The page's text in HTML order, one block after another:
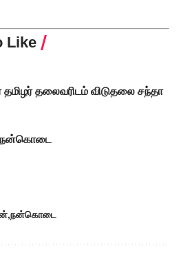
Like
தமிழர் தலைவரிடம் விடுதலை சந்தா
நன்கொடை
நன்கொடை